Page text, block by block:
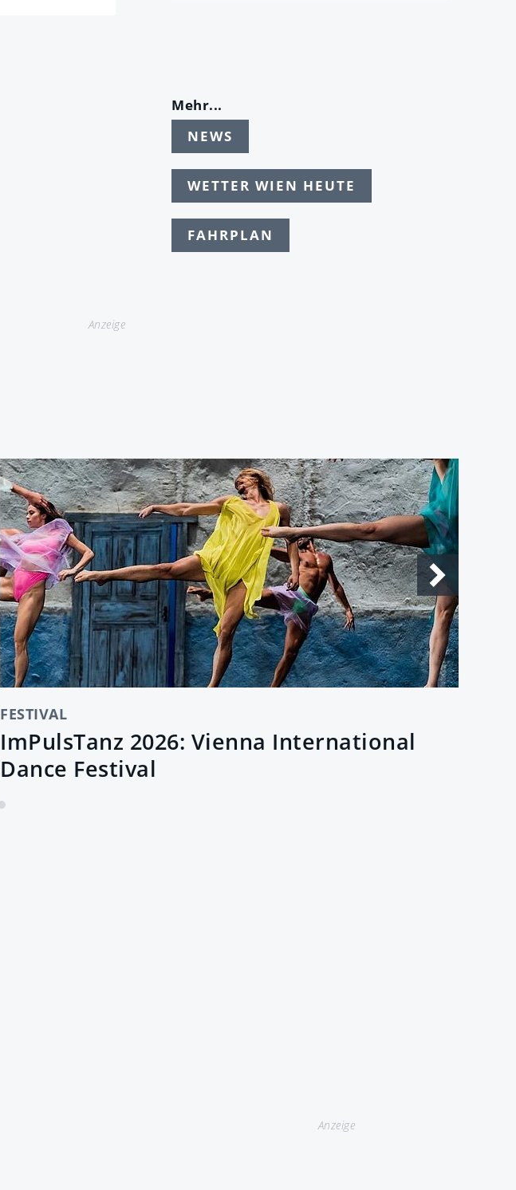
Anzeige
Mehr...
NEWS
WETTER WIEN HEUTE
FAHRPLAN
FESTIVAL
ImPulsTanz 2026: Vienna International
Dance Festival
Anzeige